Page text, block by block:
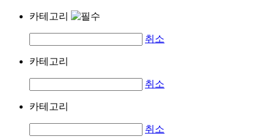
카테고리
취소
카테고리
취소
카테고리
취소